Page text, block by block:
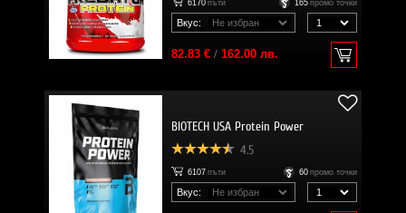
6170 пъти 165 промо точки
Вкус:
82.83 €/ 162.00 лв.
BIOTECH USA Protein Power
4.5
6107 пъти 60 промо точки
Вкус: